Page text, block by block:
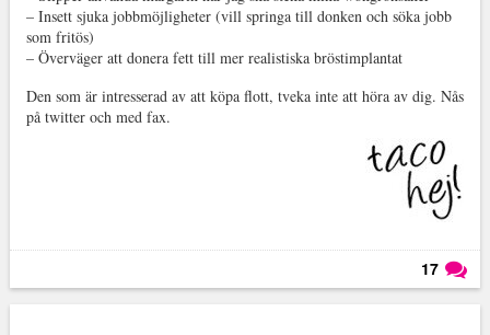
– Insett sjuka jobbmöjligheter (vill springa till donken och söka jobb
som fritös)
– Överväger att donera fett till mer realistiska bröstimplantat
Den som är intresserad av att köpa flott, tveka inte att höra av dig. Nås
på twitter och med fax.
17